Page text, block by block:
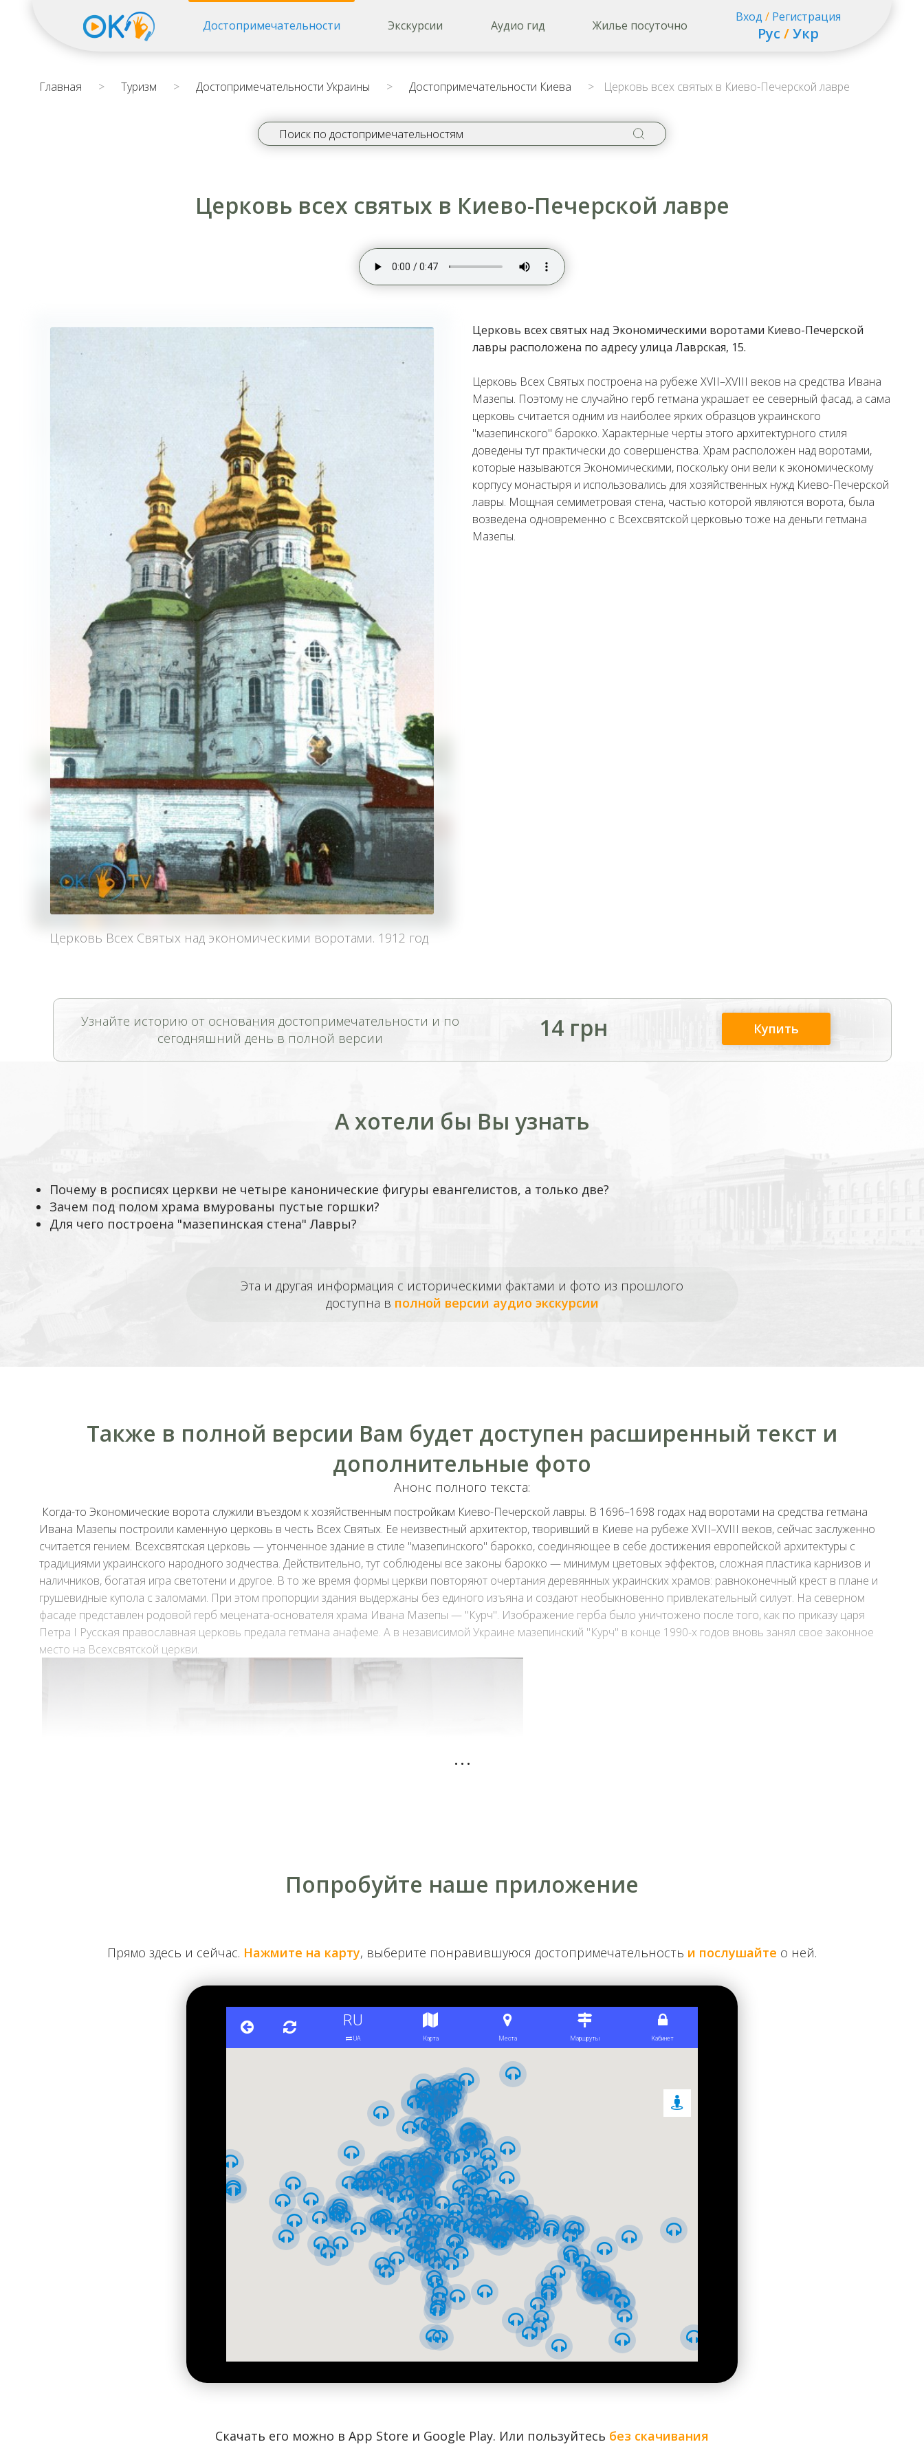
Достопримечательности Экскурсии Аудио гид Жилье посуточно
Вход / Регистрация
Рус /Укр
Главная > Туризм > Достопримечательности Украины > Достопримечательности Киева > Церковь всех святых в Киево-Печерской лавре
Церковь всех святых в Киево-Печерской лавре
Церковь Всех Святых над экономическими воротами. 1912 год
Церковь всех святых над Экономическими воротами Киево-Печерской
лавры расположена по адресу улица Лаврская, 15.
Церковь Всех Святых построена на рубеже XVII–XVIII веков на средства Ивана
Мазепы. Поэтому не случайно герб гетмана украшает ее северный фасад, а сама
церковь считается одним из наиболее ярких образцов украинского
"мазепинского" барокко. Характерные черты этого архитектурного стиля
доведены тут практически до совершенства. Храм расположен над воротами,
которые называются Экономическими, поскольку они вели к экономическому
корпусу монастыря и использовались для хозяйственных нужд Киево-Печерской
лавры. Мощная семиметровая стена, частью которой являются ворота, была
возведена одновременно с Всехсвятской церковью тоже на деньги гетмана
Мазепы.
Узнайте историю от основания достопримечательности и по
сегодняшний день в полной версии
14 грн Купить
А хотели бы Вы узнать
Почему в росписях церкви не четыре канонические фигуры евангелистов, а только две?
Зачем под полом храма вмурованы пустые горшки?
Для чего построена "мазепинская стена" Лавры?
Эта и другая информация с историческими фактами и фото из прошлого
доступна в полной версии аудио экскурсии
Также в полной версии Вам будет доступен расширенный текст и
дополнительные фото
Анонс полного текста:
Когда-то Экономические ворота служили въездом к хозяйственным постройкам Киево-Печерской лавры. В 1696–1698 годах над воротами на средства гетмана
Ивана Мазепы построили каменную церковь в честь Всех Святых. Ее неизвестный архитектор, творивший в Киеве на рубеже XVII–XVIII веков, сейчас заслуженно
считается гением. Всехсвятская церковь — утонченное здание в стиле "мазепинского" барокко, соединяющее в себе достижения европейской архитектуры с
традициями украинского народного зодчества. Действительно, тут соблюдены все законы барокко — минимум цветовых эффектов, сложная пластика карнизов и
наличников, богатая игра светотени и другое. В то же время формы церкви повторяют очертания деревянных украинских храмов: равноконечный крест в плане и
грушевидные купола с заломами. При этом пропорции здания выдержаны без единого изъяна и создают необыкновенно привлекательный силуэт. На северном
фасаде представлен родовой герб мецената-основателя храма Ивана Мазепы — "Курч". Изображение герба было уничтожено после того, как по приказу царя
Петра І Русская православная церковь предала гетмана анафеме. А в независимой Украине мазепинский "Курч" в конце 1990-х годов вновь занял свое законное
место на Всехсвятской церкви.
Восстановленный герб "Курч" Ивана Мазепы. 2000-е годы
В 1718 году в Лавре случился грандиозный пожар, во время которого церковь серьезно пострадала. Однако ее довольно быстро отремонтировали и расширили,
добавив с востока ризницу, а с запада — притвор, в котором расположена лестница в храм. Несколько позже притвор дополнили красивым крыльцом с аркадой и
лепным фронтоном. Тогда же в храме установили иконостас, очевидно, перенесенный из другой церкви, поскольку он не подходит по размерам. Ради его
размещения пришлось даже нарушить каноны росписей: вместо четырех евангелистов под центральным куполом нашлось место только для двух. Сам иконостас
тоже неканонический: на его боковых дверцах вместо традиционных архангелов написаны равноапостольные святые, ранг которых ниже, — киевский князь
Владимир и византийский император Константин. Пол храма выложен чугунными плитами, в свое время подаренными монастырю предпринимателем Иваном
Демидовым. По линии иконостаса в слой песка под полом вмонтированы пять рядов пустых керамических сосудов разной формы и размера, так называемые
голосники. Они несколько облегчают всю конструкцию, а главное — служат резонаторами звука. Именно благодаря им в церкви Всех Святых великолепная
Внутри храм очень светлый, поскольку тут открыты все пять куполов, а не только центральный, как в большинстве подобных сооружений. Роспись стен в стиле
модерн выполнили в начале XX века ученики лаврской иконописной мастерской под руководством известного художника Ивана Ижакевича. Сами стены имеют
такую толщину, что в двадцати оконных проемах свободно размещаются изображения фигур Печерских святых.
...
Попробуйте наше приложение
Прямо здесь и сейчас. Нажмите на карту, выберите понравившуюся достопримечательность и послушайте о ней.
Скачать его можно в App Store и Google Play. Или пользуйтесь без скачивания